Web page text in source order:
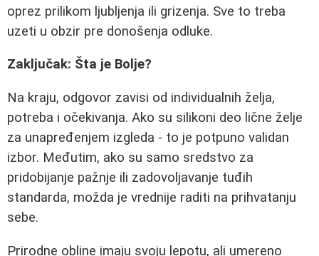
oprez prilikom ljubljenja ili grizenja. Sve to treba
uzeti u obzir pre donošenja odluke.
Zaključak: Šta je Bolje?
Na kraju, odgovor zavisi od individualnih želja,
potreba i očekivanja. Ako su silikoni deo lične želje
za unapređenjem izgleda - to je potpuno validan
izbor. Međutim, ako su samo sredstvo za
pridobijanje pažnje ili zadovoljavanje tuđih
standarda, možda je vrednije raditi na prihvatanju
sebe.
Prirodne obline imaju svoju lepotu, ali umereno